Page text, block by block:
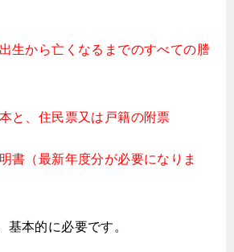
生から亡くなるまでのすべての謄
と、住民票又は戸籍の附票
書（最新年度分が必要になりま
基本的に必要です。